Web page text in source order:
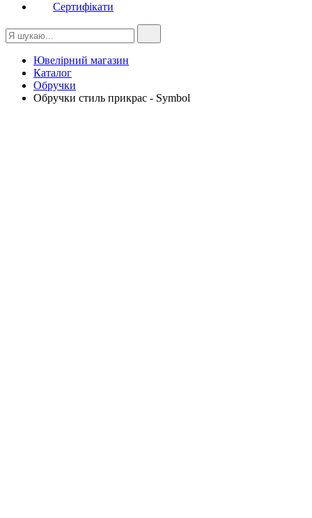
Сертифікати
Ювелірний магазин
Каталог
Обручки
Обручки стиль прикрас - Symbol